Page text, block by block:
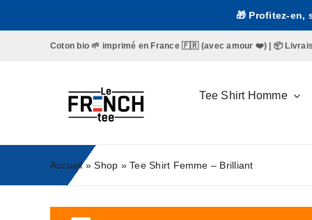
🎁 Profitez-en,
Coton bio 🌱 imprimé en France 🇫🇷 (avec amour ❤️) | 📦
Tee Shirt Homme
Accueil»Shop »Tee Shirt Femme – Brilliant